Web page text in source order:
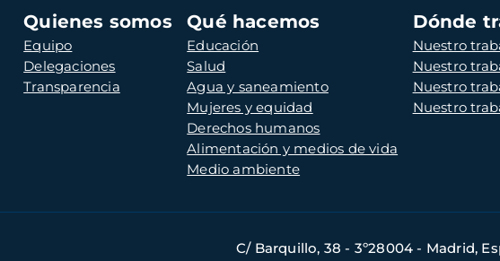
Quienes somos
Equipo
Delegaciones
Transparencia
Qué hacemos
Educación
Salud
Agua y saneamiento
Mujeres y equidad
Derechos humanos
Alimentación y medios de vida
Medio ambiente
Dónde
Nuestro
Nuestro
Nuestro
Nuestro
C/ Barquillo, 38 - 3º28004 - Madrid,